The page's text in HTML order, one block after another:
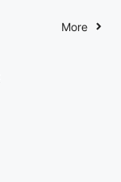
More